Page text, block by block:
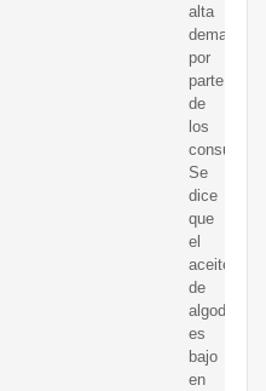
alta
demanda
por
parte
de
los
Se
dice
que
el
aceite
de
algodón
es
bajo
en